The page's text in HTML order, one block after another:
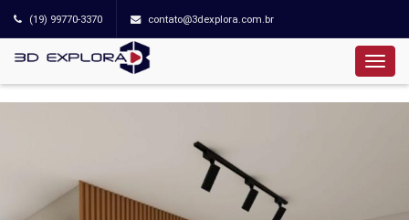
(19) 99770-3370 contato@3dexplora.com.br